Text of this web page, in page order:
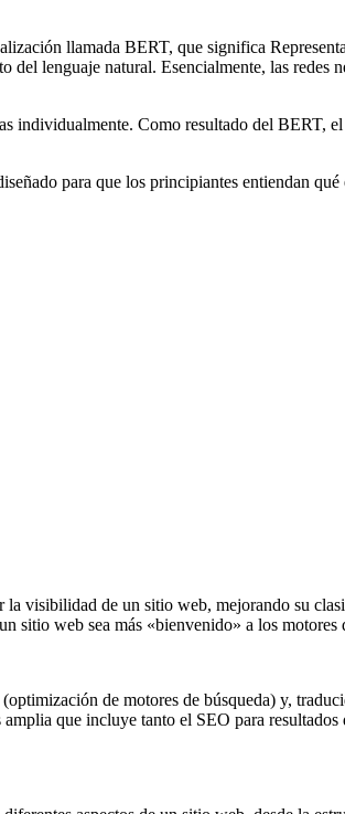
llamada BERT, que significa
del lenguaje natural. Esencialmente, las
individualmente. Como resultado del BERT,
para que los principiantes entiendan
visibilidad de un sitio web, mejorando su
sitio web sea más «bienvenido» a los
de motores de búsqueda) y,
que incluye tanto el SEO para